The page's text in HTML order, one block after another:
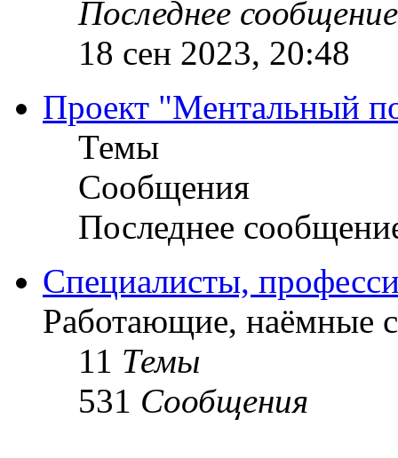
Последнее сообщение
18 сен 2023, 20:48
Проект "Ментальный
Темы
Сообщения
Последнее
Специалисты,
Работающие, наёмные
11 Темы
531 Сообщения